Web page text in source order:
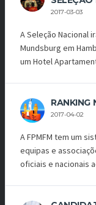
2017-03-03
A Seleção Nacional
Mundsburg em
um Hotel
RANKING
2017-04-02
A FPMFM tem um
equipas e
oficiais e nacionais